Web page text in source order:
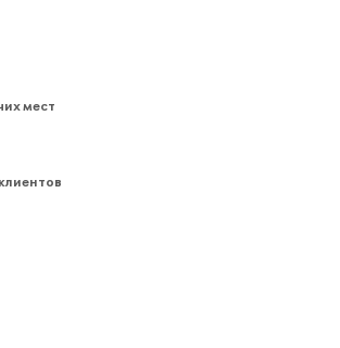
мест